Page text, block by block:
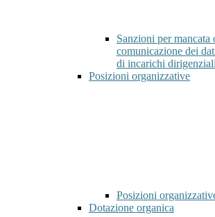
Sanzioni per mancata
comunicazione dei
di incarichi dirigenziali
Posizioni organizzative
Posizioni
Dotazione organica